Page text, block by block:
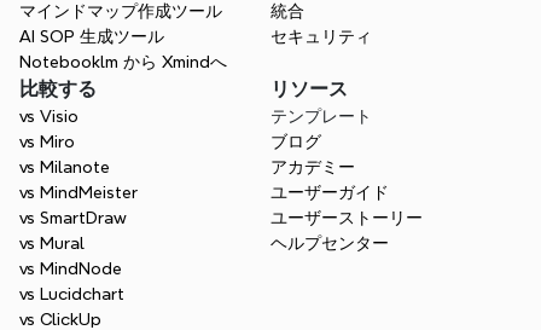
から始める手間を省きましょう。
マインドマップ作成ツール
AI SOP 生成ツール
Notebooklm から Xmindへ
統合
セキュリティ
比較する
vs Visio
vs Miro
vs Milanote
vs MindMeister
vs SmartDraw
vs Mural
vs MindNode
vs Lucidchart
vs ClickUp
リソース
テンプレート
ブログ
アカデミー
ユーザーガイド
ユーザーストーリー
ヘルプセンター